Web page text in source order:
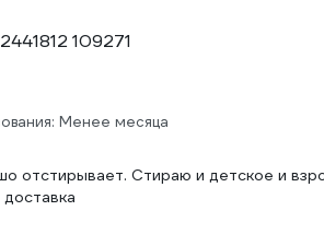
109271
Менее месяца
отстирывает. Стираю и детское и